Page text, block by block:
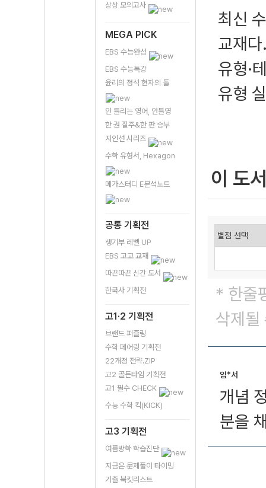
상상 모의고사
MEGA PICK
EBS 수능완성
EBS 수능특강
윤리의 정석 현자의 돌
안 틀리는 영어, 안틀영
한 권 질주&한 판 승부
지인선 시리즈
수학 유형서, Hexagon
메가스터디 E분석노트
공통 기획전
생기부 레벨 UP
EBS 고교 교재
따끈따끈 신간 도서
한국사 기획전
고1·2 기획전
브랜드 퍼즐링
수학 페어링 기획전
22개정 전략.ZIP
고2 골든타임 기획전
고1 필수 CHECK
수능 수학 킥(KICK)
고3 기획전
여름방학 학습진단
지금은 문제풀이 타이밍
기출 북킷리스트
최신
교재
유형·
유형
이 도
* 한줄
삭제될
임*서
개념
분을